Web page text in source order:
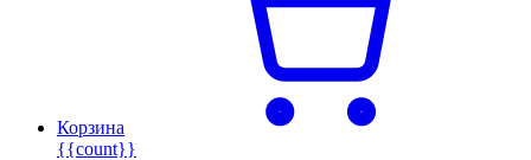
Корзина
{{count}}